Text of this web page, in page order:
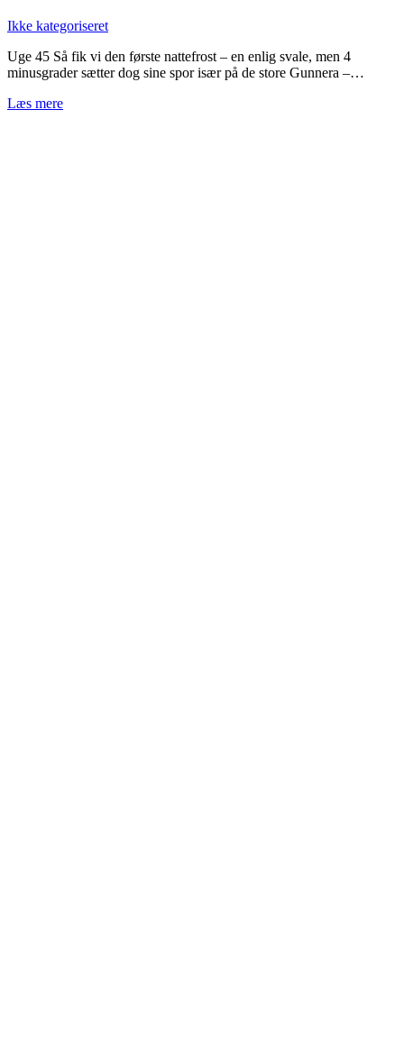
Ikke kategoriseret
Uge 45 Så fik vi den første nattefrost – en enlig svale, men 4
minusgrader sætter dog sine spor især på de store Gunnera –…
Læs mere